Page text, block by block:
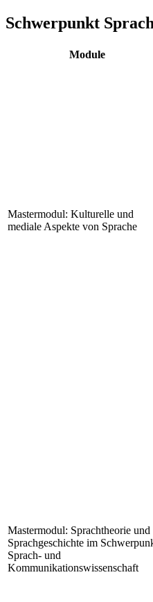
Schwerpunkt
Module
Mastermodul: Kulturelle und
mediale Aspekte von Sprache
Mastermodul: Sprachtheorie und
Sprachgeschichte im
Sprach- und
Kommunikationswissenschaft